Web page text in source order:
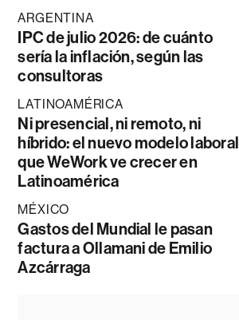
ARGENTINA
IPC de julio 2026: de cuánto
sería la inflación, según las
consultoras
LATINOAMÉRICA
Ni presencial, ni remoto, ni
híbrido: el nuevo modelo laboral
que WeWork ve crecer en
Latinoamérica
MÉXICO
Gastos del Mundial le pasan
factura a Ollamani de Emilio
Azcárraga